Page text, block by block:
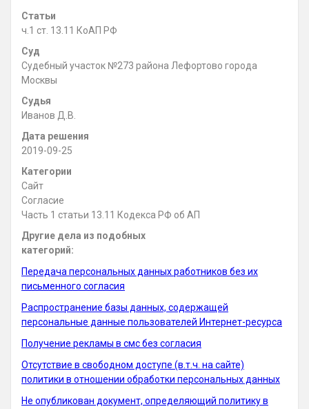
Статьи
ч.1 ст. 13.11 КоАП РФ
Суд
Судебный участок №273 района Лефортово города
Москвы
Судья
Иванов Д.В.
Дата решения
2019-09-25
Категории
Сайт
Согласие
Часть 1 статьи 13.11 Кодекса РФ об АП
Другие дела из подобных
категорий:
Передача персональных данных работников без их
письменного согласия
Распространение базы данных, содержащей
персональные данные пользователей Интернет-ресурса
Получение рекламы в смс без согласия
Отсутствие в свободном доступе (в.т.ч. на сайте)
политики в отношении обработки персональных данных
Не опубликован документ, определяющий политику в